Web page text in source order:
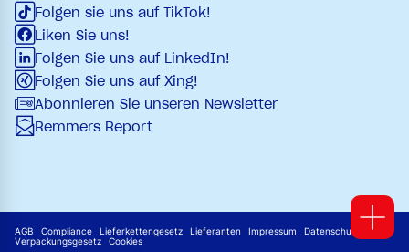
Folgen sie uns auf TikTok!
Liken Sie uns!
Folgen Sie uns auf LinkedIn!
Folgen Sie uns auf Xing!
Abonnieren Sie unseren Newsletter
Remmers Report
AGB Compliance Lieferkettengesetz Lieferanten Impressum
Datenschutz
Verpackungsgesetz
Cookies